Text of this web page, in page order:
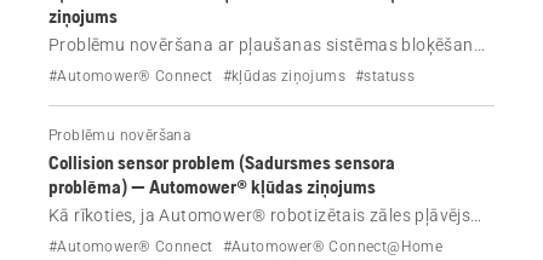
ziņojums
Problēmu novēršana ar pļaušanas sistēmas bloķēšanas
ziņojumu savā Automower® robotizētajā zāles pļāvējā.
#Automower® Connect #kļūdas ziņojums #statuss
Problēmu novēršana
Collision sensor problem (Sadursmes sensora
problēma) — Automower® kļūdas ziņojums
Kā rīkoties, ja Automower® robotizētais zāles pļāvējs
parāda kļūdas ziņojumu Collision sensor problem
#Automower® Connect
#Automower® Connect@Home